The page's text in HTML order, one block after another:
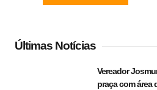
Últimas Notícias
Vereador
praça com área